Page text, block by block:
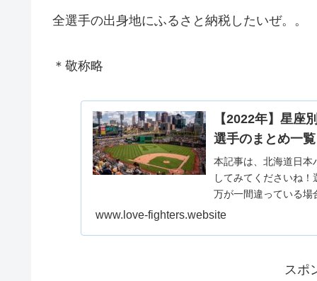
全選手の出身地にふるさと納税したいぜ。。
＊敬称略
【2022年】星座
選手のまとめ一覧
本記事は、北海道日本
してみてくださいね
万が一間違っている場
www.love-fighters.website
スポ